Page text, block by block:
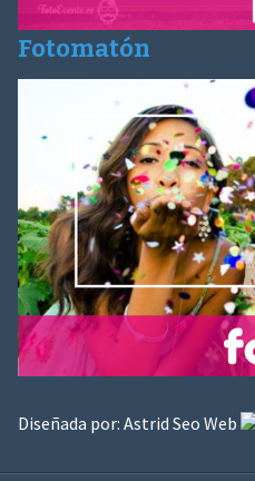
Fotomatón
Diseñada por: Astrid Seo Web